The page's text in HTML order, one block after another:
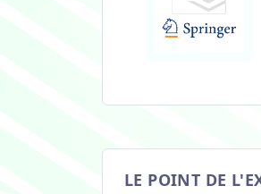
LE POINT DE